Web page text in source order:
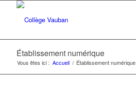
Établissement numérique
Vous êtes ici : Accueil / Établissement numérique